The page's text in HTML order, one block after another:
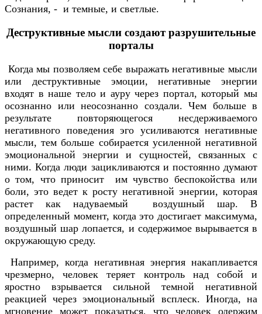
Сознания, - и темные, и светлые.
Деструктивные мысли создают разрушительные
порталы
Когда мы позволяем себе выражать негативные мысли
или деструктивные эмоции, негативные энергии
входят в наше тело и ауру через портал, который мы
осознанно или неосознанно создали. Чем больше в
результате повторяющегося несдерживаемого
негативного поведения эго усиливаются негативные
мысли, тем больше собирается усиленной негативной
эмоциональной энергии и сущностей, связанных с
ними. Когда люди зацикливаются и постоянно думают
о том, что приносит им чувство беспокойства или
боли, это ведет к росту негативной энергии, которая
растет как надуваемый воздушный шар. В
определенный момент, когда это достигает максимума,
воздушный шар лопается, и содержимое вырывается в
окружающую среду.
Например, когда негативная энергия накапливается
чрезмерно, человек теряет контроль над собой и
яростно взрывается сильной темной негативной
реакцией через эмоциональный всплеск. Иногда, на
мгновение может показаться, что человек одержим